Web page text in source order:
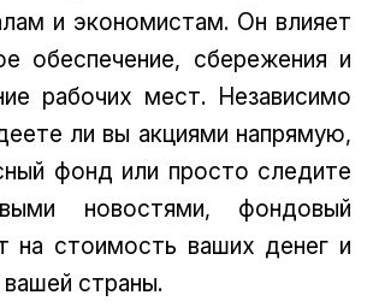
и экономистам. Он влияет
обеспечение, сбережения и
рабочих мест. Независимо
ли вы акциями напрямую,
фонд или просто следите
новостями, фондовый
на стоимость ваших денег и
страны.